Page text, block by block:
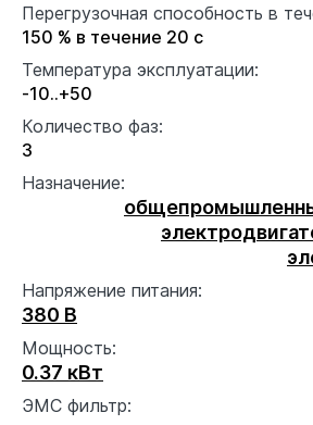
Перегрузочная способность в
150 % в течение 20 с
Температура эксплуатации:
-10..+50
Количество фаз:
3
Назначение:
Напряжение питания:
380 В
Мощность:
0.37 кВт
ЭМС фильтр: